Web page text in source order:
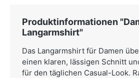
Produktinformationen
Langarmshirt"
Das Langarmshirt für Damen
einen klaren, lässigen Schnitt
für den täglichen Casual-Look.